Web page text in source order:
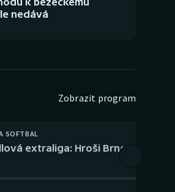
nedává
Zobrazit program
SOFTBAL
extraliga: Hroši Brno – Eagles